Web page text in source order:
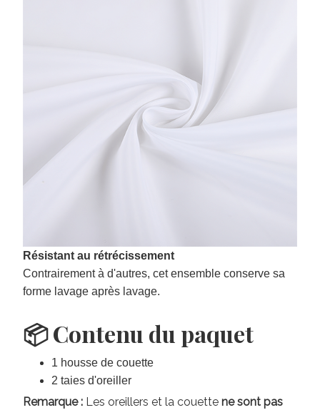
Résistant au rétrécissement
Contrairement à d'autres, cet ensemble conserve sa
forme lavage après lavage.
📦 Contenu du paquet
1 housse de couette
2 taies d'oreiller
Remarque : Les oreillers et la couette ne sont pas